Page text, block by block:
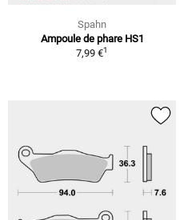
Spahn
Ampoule de phare HS1
7,99 €1